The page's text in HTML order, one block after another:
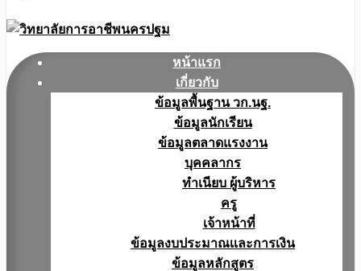
หน้าแรก
เกี่ยวกับ
ข้อมูลพื้นฐาน วก.นฐ.
ข้อมูลนักเรียน
ข้อมูลตลาดแรงงาน
บุคคลากร
ทำเนียบ ผู้บริหาร
ครู
เจ้าหน้าที่
ข้อมูลงบประมาณเเละการเงิน
ข้อมูลหลักสูตร